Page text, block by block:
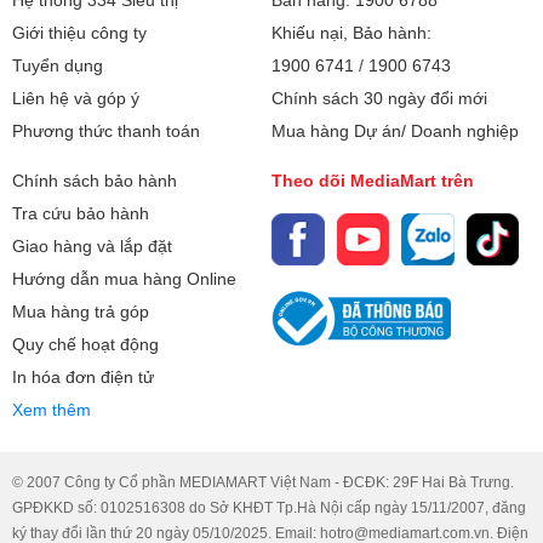
Tai nghe Bluetooth Xiaomi Redmi Buds 6 Active không chỉ
được tập trung cải thiện chất lượng âm thanh mà còn được
nâng cao khả năng đàm thoại. Để đảm bảo có thể thu giọng
người nói một cách rõ ràng, mỗi bên tai nghe đã được
giá. Sản phẩm có thể giảm tiếng ồn gió lên tới 4m/s để phù
hợp sử dụng cả ở trong nhà lẫn ngoài trời.
Tổng thời lượng hoạt động lên đến 30 giờ, hỗ trợ sạc
Giới thiệu công ty
Tuyển dụng
Liên hệ và góp ý
Phương thức thanh toán
Khiếu nại, Bảo hành:
1900 6741 / 1900 6743
Chính sách 30 ngày đổi mới
Mua hàng Dự án/ Doanh nghiệp
Chính sách bảo hành
Tra cứu bảo hành
Giao hàng và lắp đặt
Hướng dẫn mua hàng Online
Mua hàng trả góp
Quy chế hoạt động
In hóa đơn điện tử
Xem thêm
Theo dõi MediaMart trên
© 2007 Công ty Cổ phần MEDIAMART Việt Nam - ĐCĐK: 29F Hai Bà Trưng.
GPĐKKD số: 0102516308 do Sở KHĐT Tp.Hà Nội cấp ngày 15/11/2007, đăng
ký thay đổi lần thứ 20 ngày 05/10/2025. Email: hotro@mediamart.com.vn. Điện